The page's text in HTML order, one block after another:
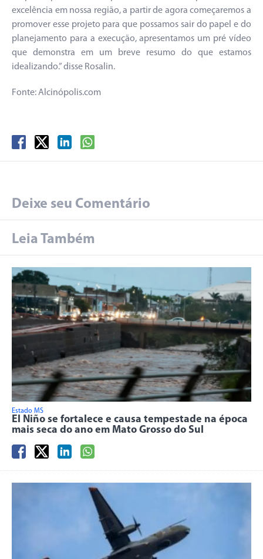
excelência em nossa região, a partir de agora começaremos a
promover esse projeto para que possamos sair do papel e do
planejamento para a execução, apresentamos um pré vídeo
que demonstra em um breve resumo do que estamos
idealizando.” disse Rosalin.
Fonte: Alcinópolis.com
Deixe seu Comentário
Leia Também
Estado MS
El Niño se fortalece e causa tempestade na época
mais seca do ano em Mato Grosso do Sul